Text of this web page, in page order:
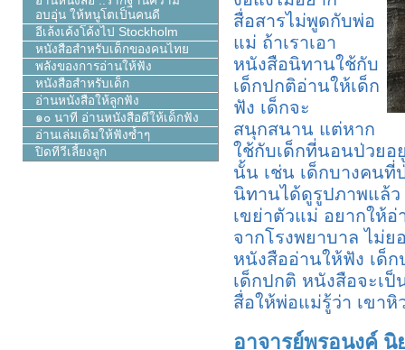
สื่อสารไม่พูดกับพ่อ
แม่ ถ้าเราเอา
หนังสือนิทานใช้กับ
เด็กปกติอ่านให้เด็ก
ฟัง เด็กจะ
สนุกสนาน แต่หาก
ใช้กับเด็กที่นอนป่วยอ
นั้น เช่น เด็กบางคนที่
นิทานได้ดูรูปภาพแล้ว
เขย่าตัวแม่ อยากให้
จากโรงพยาบาล ไม่
หนังสืออ่านให้ฟัง เด็
เด็กปกติ หนังสือจะเ
สื่อให้พ่อแม่รู้ว่า เขา
อาจารย์พรอนงค์ นิ
อบอุ่น ให้หนูโตเป็นคนดี
อีเล้งเค้งโค้งไป Stockholm
หนังสือสำหรับเด็กของคนไทย
พลังของการอ่านให้ฟัง
หนังสือสำหรับเด็ก
อ่านหนังสือให้ลูกฟัง
๑๐ นาที อ่านหนังสือดีให้เด็กฟัง
อ่านเล่มเดิมให้ฟังซ้ำๆ
ปิดทีวีเลี้ยงลูก